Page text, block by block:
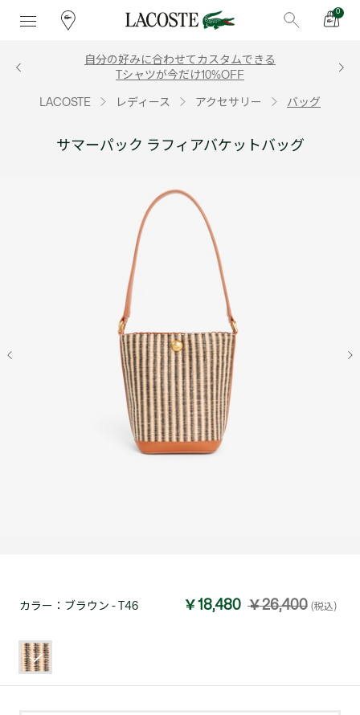
0
自分の好みに合わせてカスタムできる
Tシャツが今だけ10%OFF
LACOSTE レディース アクセサリー バッグ
サマーパック ラフィアバケットバッグ
カラー： ブラウン - T46 ￥18,480 ￥26,400 (税込)